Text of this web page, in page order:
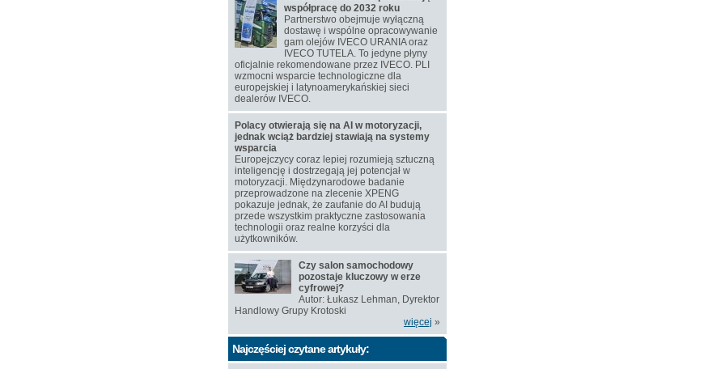
współpracę do 2032 roku
Partnerstwo obejmuje wyłączną
dostawę i wspólne opracowywanie
gam olejów IVECO URANIA oraz
IVECO TUTELA. To jedyne płyny
oficjalnie rekomendowane przez IVECO. PLI
wzmocni wsparcie technologiczne dla
europejskiej i latynoamerykańskiej sieci
dealerów IVECO.
Polacy otwierają się na AI w motoryzacji,
jednak wciąż bardziej stawiają na systemy
wsparcia
Europejczycy coraz lepiej rozumieją sztuczną
inteligencję i dostrzegają jej potencjał w
motoryzacji. Międzynarodowe badanie
przeprowadzone na zlecenie XPENG
pokazuje jednak, że zaufanie do AI budują
przede wszystkim praktyczne zastosowania
technologii oraz realne korzyści dla
użytkowników.
Czy salon samochodowy
pozostaje kluczowy w erze
cyfrowej?
Autor: Łukasz Lehman, Dyrektor
Handlowy Grupy Krotoski
więcej »
Najczęściej czytane artykuły: